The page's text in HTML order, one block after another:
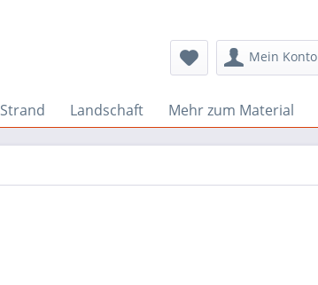
Mein Konto
Strand Landschaft Mehr zum Material